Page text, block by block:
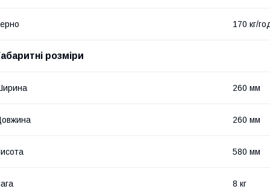
170 кг/
розміри
260 мм
260 мм
580 мм
8 кг